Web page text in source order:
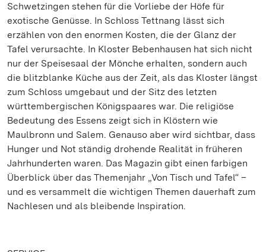
Schwetzingen stehen für die Vorliebe der Höfe für
exotische Genüsse. In Schloss Tettnang lässt sich
erzählen von den enormen Kosten, die der Glanz der
Tafel verursachte. In Kloster Bebenhausen hat sich nicht
nur der Speisesaal der Mönche erhalten, sondern auch
die blitzblanke Küche aus der Zeit, als das Kloster längst
zum Schloss umgebaut und der Sitz des letzten
württembergischen Königspaares war. Die religiöse
Bedeutung des Essens zeigt sich in Klöstern wie
Maulbronn und Salem. Genauso aber wird sichtbar, dass
Hunger und Not ständig drohende Realität in früheren
Jahrhunderten waren. Das Magazin gibt einen farbigen
Überblick über das Themenjahr „Von Tisch und Tafel“ –
und es versammelt die wichtigen Themen dauerhaft zum
Nachlesen und als bleibende Inspiration.